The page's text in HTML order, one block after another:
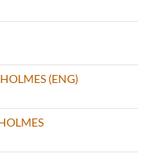
(ENG)